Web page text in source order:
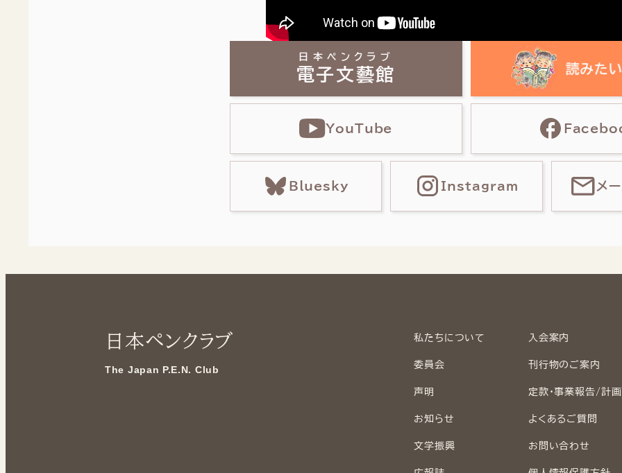
日本ペンクラブ
電子文藝館
YouTube
Bluesky Instagram メ
日本ペンクラブ
The Japan P.E.N. Club
私たちについて
委員会
声明
お知らせ
文学振興
入会案内
刊行物のご案内
定款・事業報告/計
よくあるご質問
お問い合わせ